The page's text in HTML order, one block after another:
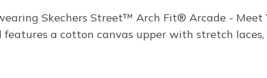
Skechers Street™ Arch Fit® Arcade - Meet
a cotton canvas upper with stretch